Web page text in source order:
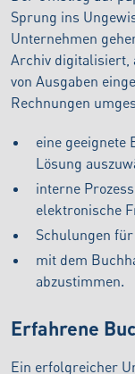
Sprung ins
Unternehmen
Archiv digitalisiert,
von Ausgaben
Rechnungen
eine geeignete
Lösung
interne
elektronische
Schulungen
mit dem
abzustimmen.
Erfahrene
Ein erfolgreicher